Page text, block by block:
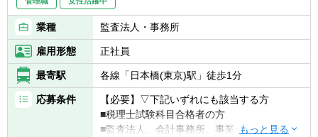
業種 監査法人・事務所
雇用形態 正社員
最寄駅 各線「日本橋(東京)駅」徒歩1分
応募条件
【必要】▽下記いずれにも該当する方
■税理士試験科目合格者の方
■監査法人、会計事務所、事業会社経理何れ